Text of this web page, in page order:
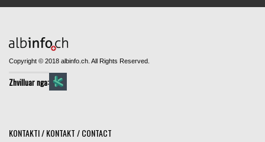
Copyright © 2018 albinfo.ch. All Rights Reserved.
Zhvilluar nga:
KONTAKTI / KONTAKT / CONTACT